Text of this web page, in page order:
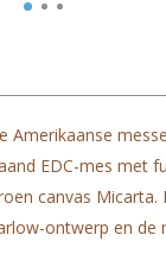
EDC-mes met
canvas Micarta.
ontwerp en